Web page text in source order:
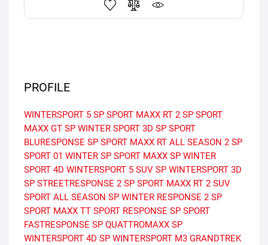
PROFILE
WINTERSPORT 5 SP SPORT MAXX RT 2 SP SPORT
MAXX GT SP WINTER SPORT 3D SP SPORT
BLURESPONSE SP SPORT MAXX RT ALL SEASON 2 SP
SPORT 01 WINTER SP SPORT MAXX SP WINTER
SPORT 4D WINTERSPORT 5 SUV SP WINTERSPORT 3D
SP STREETRESPONSE 2 SP SPORT MAXX RT 2 SUV
SPORT ALL SEASON SP WINTER RESPONSE 2 SP
SPORT MAXX TT SPORT RESPONSE SP SPORT
FASTRESPONSE SP QUATTROMAXX SP
WINTERSPORT 4D SP WINTERSPORT M3 GRANDTREK